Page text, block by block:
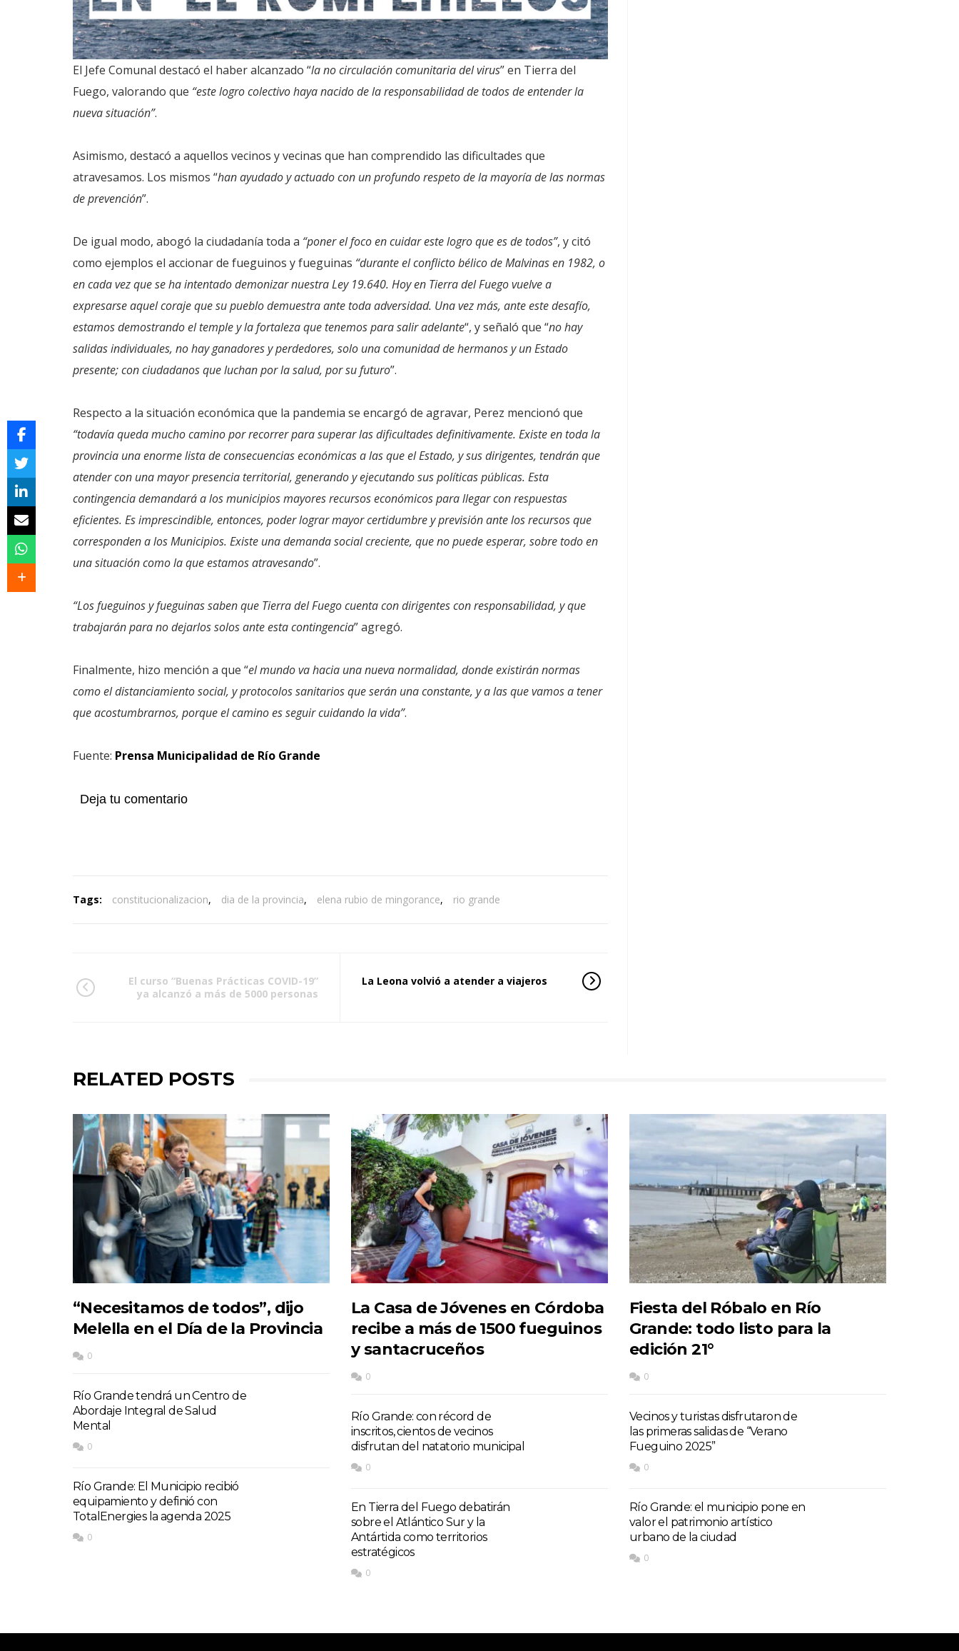
El Jefe Comunal destacó el haber alcanzado “la no circulación comunitaria del virus” en Tierra del
Fuego, valorando que “este logro colectivo haya nacido de la responsabilidad de todos de entender la
nueva situación”.
Asimismo, destacó a aquellos vecinos y vecinas que han comprendido las dificultades que
atravesamos. Los mismos “han ayudado y actuado con un profundo respeto de la mayoría de las normas
de prevención”.
De igual modo, abogó la ciudadanía toda a “poner el foco en cuidar este logro que es de todos”, y citó
como ejemplos el accionar de fueguinos y fueguinas “durante el conflicto bélico de Malvinas en 1982, o
en cada vez que se ha intentado demonizar nuestra Ley 19.640. Hoy en Tierra del Fuego vuelve a
expresarse aquel coraje que su pueblo demuestra ante toda adversidad. Una vez más, ante este desafío,
estamos demostrando el temple y la fortaleza que tenemos para salir adelante“, y señaló que “no hay
salidas individuales, no hay ganadores y perdedores, solo una comunidad de hermanos y un Estado
presente; con ciudadanos que luchan por la salud, por su futuro”.
Respecto a la situación económica que la pandemia se encargó de agravar, Perez mencionó que
“todavía queda mucho camino por recorrer para superar las dificultades definitivamente. Existe en toda la
provincia una enorme lista de consecuencias económicas a las que el Estado, y sus dirigentes, tendrán que
atender con una mayor presencia territorial, generando y ejecutando sus políticas públicas. Esta
contingencia demandará a los municipios mayores recursos económicos para llegar con respuestas
eficientes. Es imprescindible, entonces, poder lograr mayor certidumbre y previsión ante los recursos que
corresponden a los Municipios. Existe una demanda social creciente, que no puede esperar, sobre todo en
una situación como la que estamos atravesando”.
“Los fueguinos y fueguinas saben que Tierra del Fuego cuenta con dirigentes con responsabilidad, y que
trabajarán para no dejarlos solos ante esta contingencia” agregó.
Finalmente, hizo mención a que “el mundo va hacia una nueva normalidad, donde existirán normas
como el distanciamiento social, y protocolos sanitarios que serán una constante, y a las que vamos a tener
que acostumbrarnos, porque el camino es seguir cuidando la vida”.
Fuente: Prensa Municipalidad de Río Grande
Deja tu comentario
Tags: constitucionalizacion, dia de la provincia, elena rubio de mingorance, rio grande
El curso “Buenas Prácticas COVID-19”
ya alcanzó a más de 5000 personas
La Leona volvió a atender a viajeros
RELATED POSTS
“Necesitamos de todos”, dijo
Melella en el Día de la Provincia
0
Río Grande tendrá un Centro de
Abordaje Integral de Salud
Mental
0
Río Grande: El Municipio recibió
equipamiento y definió con
TotalEnergies la agenda 2025
0
La Casa de Jóvenes en Córdoba
recibe a más de 1500 fueguinos
y santacruceños
0
Río Grande: con récord de
inscritos, cientos de vecinos
disfrutan del natatorio municipal
0
En Tierra del Fuego debatirán
sobre el Atlántico Sur y la
Antártida como territorios
estratégicos
0
Fiesta del Róbalo en Río
Grande: todo listo para la
edición 21°
0
Vecinos y turistas disfrutaron de
las primeras salidas de “Verano
Fueguino 2025”
0
Río Grande: el municipio pone en
valor el patrimonio artístico
urbano de la ciudad
0